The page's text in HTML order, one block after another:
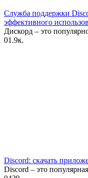
Служба поддержки
эффективного
Дискорд – это
01.9к.
Discord: скачать
Discord – это